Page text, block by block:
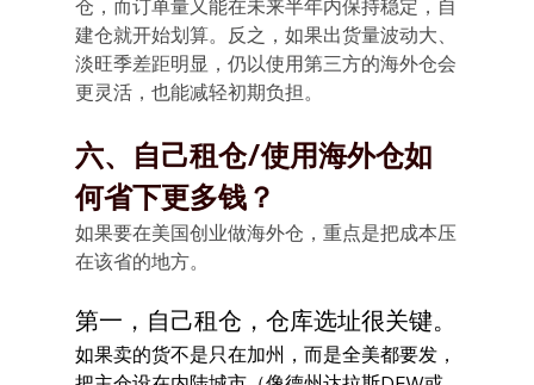
仓，而订单量又能在未来半年内保持稳定，自
建仓就开始划算。反之，如果出货量波动大、
淡旺季差距明显，仍以使用第三方的海外仓会
更灵活，也能减轻初期负担。
六、自己租仓/使用海外仓如
何省下更多钱？
如果要在美国创业做海外仓，重点是把成本压
在该省的地方。
第一，自己租仓，仓库选址很关键。
如果卖的货不是只在加州，而是全美都要发，